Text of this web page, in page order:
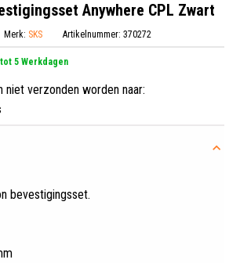
Anywhere CPL Zwart
Merk: SKS Artikelnummer: 370272
5 Werkdagen
bevestigingsset.
niet verzonden worden naar: